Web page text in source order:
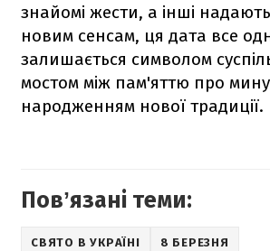
знайомі жести, а інші
новим сенсам, ця дата все
залишається символом
мостом між пам'яттю про
народженням нової традиції.
Повʼязані теми:
СВЯТО В УКРАЇНІ 8 БЕРЕЗНЯ